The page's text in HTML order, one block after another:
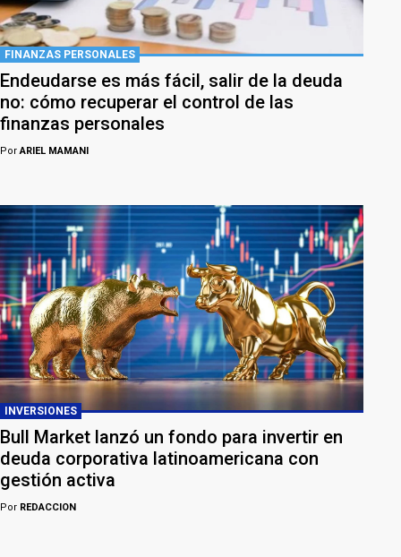
FINANZAS PERSONALES
Endeudarse es más fácil, salir de la deuda
no: cómo recuperar el control de las
finanzas personales
PorARIEL MAMANI
INVERSIONES
Bull Market lanzó un fondo para invertir en
deuda corporativa latinoamericana con
gestión activa
Por REDACCION